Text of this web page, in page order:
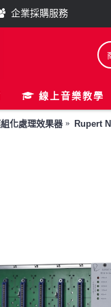
企業採購服務
線上音樂教學
化處理效果器 Rupert